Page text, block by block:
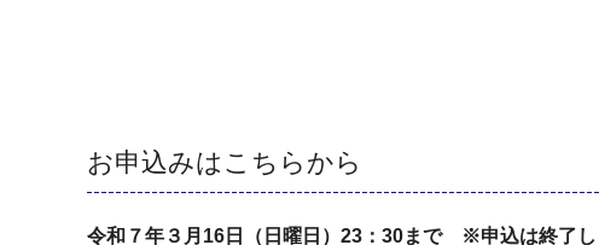
お申込みはこちらから
令和７年３月16日（日曜日）23：30まで ※申込は終了し